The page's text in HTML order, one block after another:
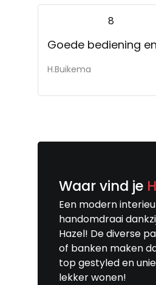
8
Goede bediening
H.Buikema
Waar vind je
Een modern
handomdraai
Hazel! De diverse
of banken maken
top gestyled en
lekker wonen!